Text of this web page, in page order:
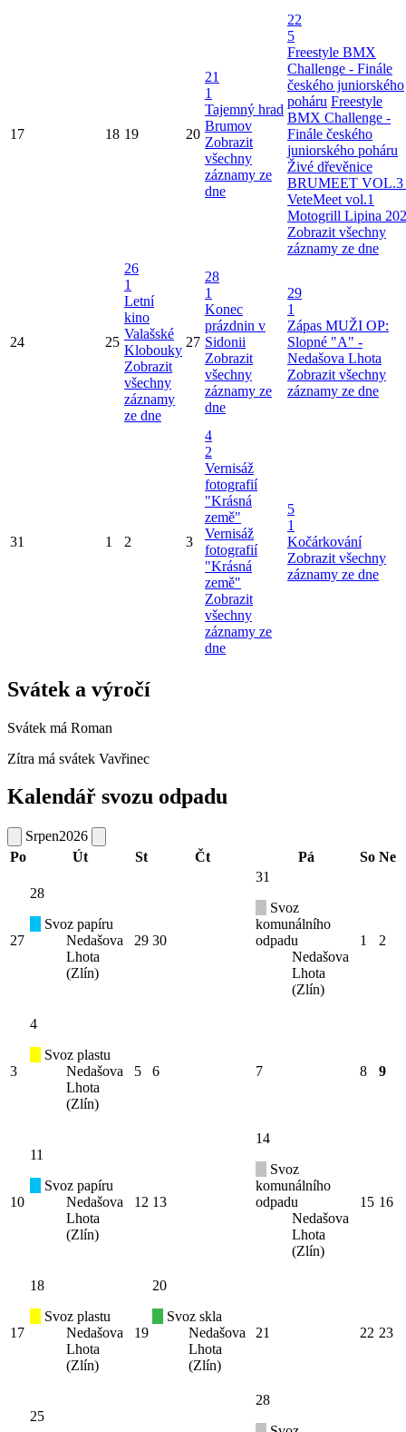
17 18 19 20
21
1
Tajemný hrad
Brumov
Zobrazit
všechny
záznamy ze
dne
22
5
Freestyle BMX
Challenge - Finále
českého juniorského
poháru Freestyle
BMX Challenge -
Finále českého
juniorského poháru
Živé dřevěnice
BRUMEET VOL.3
VeteMeet vol.1
Motogrill Lipina
Zobrazit všechny
záznamy ze dne
24 25
26
1
Letní
kino
Valašské
Klobouky
Zobrazit
všechny
záznamy
ze dne
27
28
1
Konec
prázdnin v
Sidonii
Zobrazit
všechny
záznamy ze
dne
29
1
Zápas MUŽI OP:
Slopné "A" -
Nedašova Lhota
Zobrazit všechny
záznamy ze dne
31 1 2 3
4
2
Vernisáž
fotografií
"Krásná
země"
Vernisáž
fotografií
"Krásná
země"
Zobrazit
všechny
záznamy ze
dne
5
1
Kočárkování
Zobrazit všechny
záznamy ze dne
Svátek a výročí
Svátek má Roman
Zítra má svátek Vavřinec
Kalendář svozu odpadu
Srpen2026
Po
Út St Čt Pá So Ne
27
28
Svoz papíru
Nedašova
Lhota
(Zlín)
29 30
31
Svoz
komunálního
odpadu
Nedašova
Lhota
(Zlín)
1 2
3
4
Svoz plastu
Nedašova
Lhota
(Zlín)
5 6 7 8 9
10
11
Svoz papíru
Nedašova
Lhota
(Zlín)
12 13
14
Svoz
komunálního
odpadu
Nedašova
Lhota
(Zlín)
15 16
17
18
Svoz plastu
Nedašova
Lhota
(Zlín)
19
20
Svoz skla
Nedašova
Lhota
(Zlín)
21 22 23
25
28